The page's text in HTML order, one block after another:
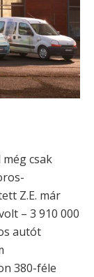
csak
Z.E. már
– 3 910 000
autót
380-féle